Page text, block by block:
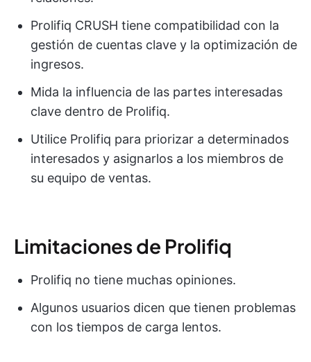
Prolifiq CRUSH tiene compatibilidad con la
gestión de cuentas clave y la optimización de
ingresos.
Mida la influencia de las partes interesadas
clave dentro de Prolifiq.
Utilice Prolifiq para priorizar a determinados
interesados y asignarlos a los miembros de
su equipo de ventas.
Limitaciones de Prolifiq
Prolifiq no tiene muchas opiniones.
Algunos usuarios dicen que tienen problemas
con los tiempos de carga lentos.